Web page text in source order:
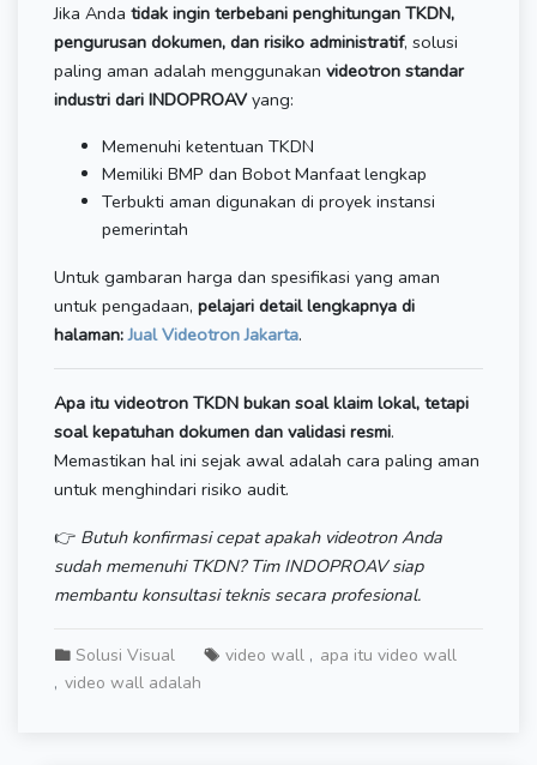
Jika Anda tidak ingin terbebani penghitungan TKDN,
pengurusan dokumen, dan risiko administratif, solusi
paling aman adalah menggunakan videotron standar
industri dari INDOPROAVyang:
Memenuhi ketentuan TKDN
Memiliki BMP dan Bobot Manfaat lengkap
Terbukti aman digunakan di proyek instansi
pemerintah
Untuk gambaran harga dan spesifikasi yang aman
untuk pengadaan, pelajari detail lengkapnya di
halaman:Jual Videotron Jakarta.
Apa itu videotron TKDN bukan soal klaim lokal, tetapi
soal kepatuhan dokumen dan validasi resmi.
Memastikan hal ini sejak awal adalah cara paling aman
untuk menghindari risiko audit.
👉 Butuh konfirmasi cepat apakah videotron Anda
sudah memenuhi TKDN? Tim INDOPROAV siap
membantu konsultasi teknis secara profesional.
Solusi Visual video wall
apa itu video wall
video wall adalah